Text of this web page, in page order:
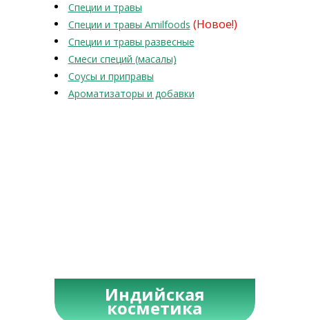
Специи и травы
Специи и травы Amilfoods (Новое!)
Специи и травы развесные
Смеси специй (масалы)
Соусы и приправы
Ароматизаторы и добавки
Индийская
косметика